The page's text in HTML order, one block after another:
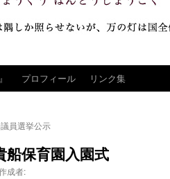
プロフィール リンク集
員選挙公示
船保育園入園式
成者: